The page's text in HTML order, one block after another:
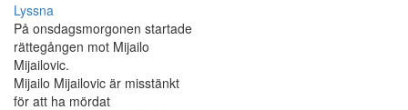
Lyssna
På onsdagsmorgonen startade
rättegången mot Mijailo
Mijailovic.
Mijailo Mijailovic är misstänkt
för att ha mördat